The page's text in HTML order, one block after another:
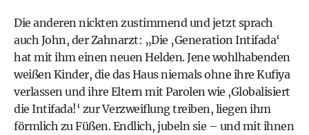
Die anderen nickten zustimmend und jetzt sprach
auch John, der Zahnarzt: „Die ‚Generation Intifada‘
hat mit ihm einen neuen Helden. Jene ­wohlhabenden
weißen Kinder, die das Haus niemals ohne ihre Kufiya
verlassen und ihre Eltern mit Parolen wie ,Globalisiert
die Intifada!‘ zur Verzweiflung treiben, liegen ihm
förmlich zu Füßen. Endlich, jubeln sie – und mit ihnen